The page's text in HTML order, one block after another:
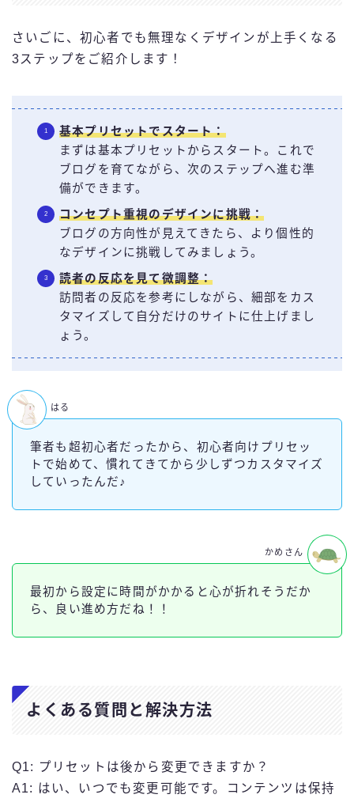
さいごに、初心者でも無理なくデザインが上手くなる
3ステップをご紹介します！
基本プリセットでスタート：
まずは基本プリセットからスタート。これで
ブログを育てながら、次のステップへ進む準
備ができます。
コンセプト重視のデザインに挑戦：
ブログの方向性が見えてきたら、より個性的
なデザインに挑戦してみましょう。
読者の反応を見て微調整：
訪問者の反応を参考にしながら、細部をカス
タマイズして自分だけのサイトに仕上げまし
ょう。
筆者も超初心者だったから、初心者向けプリセッ
トで始めて、慣れてきてから少しずつカスタマイズ
していったんだ♪
はる
最初から設定に時間がかかると心が折れそうだか
ら、良い進め方だね！！
かめさん
よくある質問と解決方法
Q1: プリセットは後から変更できますか？
A1: はい、いつでも変更可能です。コンテンツは保持